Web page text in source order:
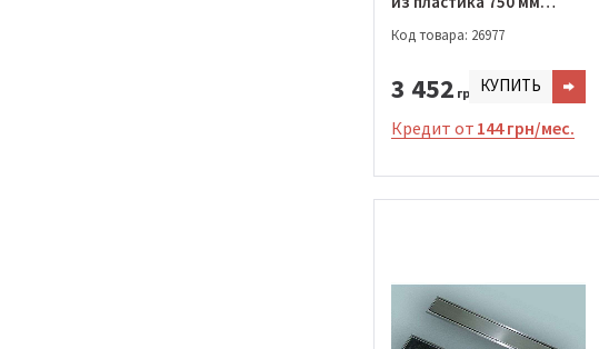
Код товара: 26977
3 452 грн.КУПИТЬ
Кредит от 144 грн/мес.